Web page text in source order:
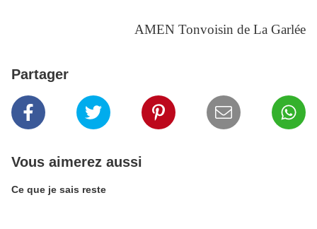
AMEN Tonvoisin de La Garlée
Partager
Vous aimerez aussi
Ce que je sais reste